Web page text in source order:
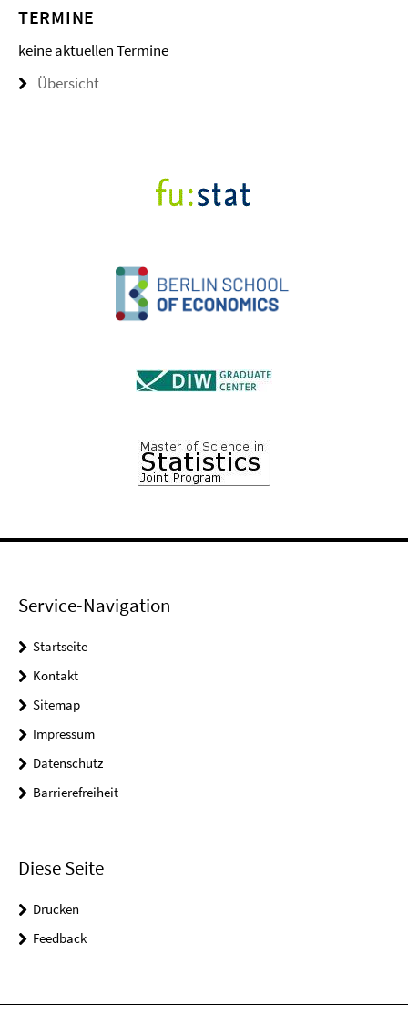
TERMINE
keine aktuellen Termine
Übersicht
Service-Navigation
Startseite
Kontakt
Sitemap
Impressum
Datenschutz
Barrierefreiheit
Diese Seite
Drucken
Feedback